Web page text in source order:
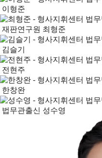
이형준
재판연구원 최형준
김슬기
전현주
한창완
법무관출신 성수영